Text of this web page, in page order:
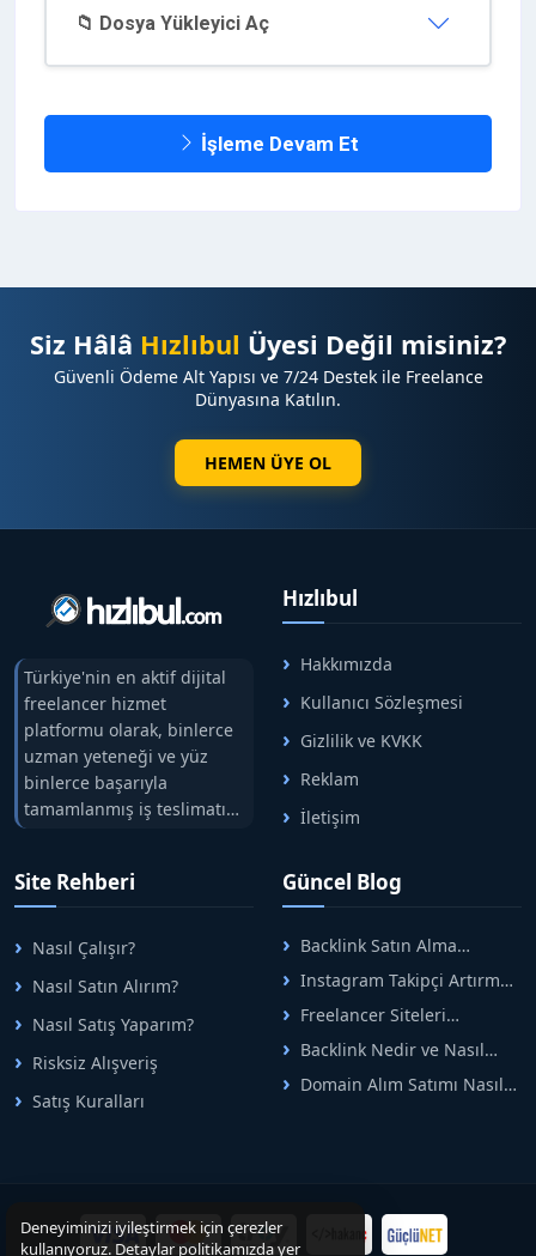
📁 Dosya Yükleyici Aç
İşleme Devam Et
Siz Hâlâ Hızlıbul Üyesi Değil misiniz?
Güvenli Ödeme Alt Yapısı ve 7/24 Destek ile Freelance
Dünyasına Katılın.
HEMEN ÜYE OL
Türkiye'nin en aktif dijital
freelancer hizmet
platformu olarak, binlerce
uzman yeteneği ve yüz
binlerce başarıyla
tamamlanmış iş teslimatını
tek çatıda buluşturuyoruz.
arasındaki süreci risksiz
alışveriş sistemi ile koruyan
ticaretin güvenli
adreslerinden birisidir.
Hızlıbul
Hakkımızda
Kullanıcı Sözleşmesi
Gizlilik ve KVKK
Reklam
İletişim
Site Rehberi
Nasıl Çalışır?
Nasıl Satın Alırım?
Nasıl Satış Yaparım?
Risksiz Alışveriş
Satış Kuralları
Güncel Blog
Backlink Satın Alma
Doğru Adımlar
Instagram Takipçi Artırma
Rehberi
Freelancer Siteleri
Yapılır
Backlink Nedir ve Nasıl
Domain Alım Satımı Nasıl
Deneyiminizi iyileştirmek için çerezler
kullanıyoruz. Detaylar politikamızda yer